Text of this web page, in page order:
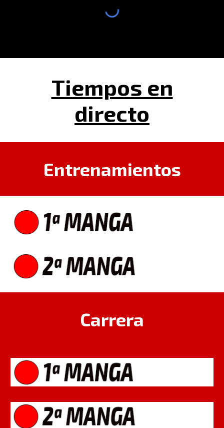
Tiempos en
directo
Entrenamientos
Carrera